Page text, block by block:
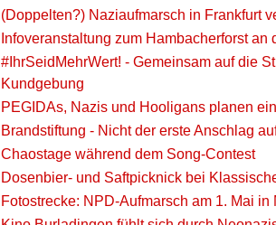
(Doppelten?) Naziaufmarsch in Frankfurt
Infoveranstaltung zum Hambacherforst an
#IhrSeidMehrWert! - Gemeinsam auf die
Kundgebung
PEGIDAs, Nazis und Hooligans planen
Brandstiftung - Nicht der erste Anschlag
Chaostage während dem Song-Contest
Dosenbier- und Saftpicknick bei
Fotostrecke: NPD-Aufmarsch am 1. Mai